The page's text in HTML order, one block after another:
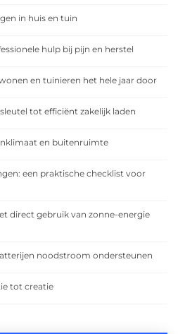
in huis en tuin
hulp bij pijn en herstel
en tuinieren het hele jaar door
tot efficiënt zakelijk laden
en buitenruimte
een praktische checklist voor
direct gebruik van zonne-energie
noodstroom ondersteunen
tot creatie